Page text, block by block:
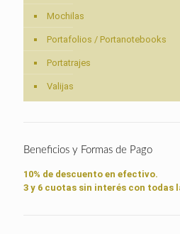
Mochilas
Portafolios / Portanotebooks
Portatrajes
Valijas
Beneficios y Formas de Pago
10% de descuento en efectivo.
3 y 6 cuotas sin interés con todas